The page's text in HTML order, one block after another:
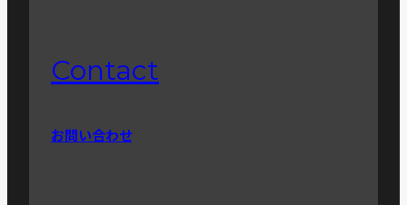
Contact
お問い合わせ